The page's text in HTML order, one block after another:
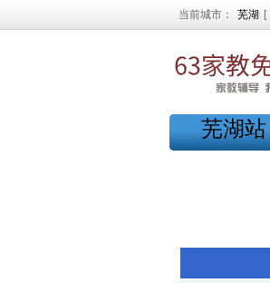
当前城市： 芜湖 [
芜湖站